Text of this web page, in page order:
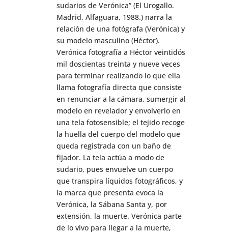
sudarios de Verónica” (El Urogallo.
Madrid, Alfaguara, 1988.) narra la
relación de una fotógrafa (Verónica) y
su modelo masculino (Héctor).
Verónica fotografía a Héctor veintidós
mil doscientas treinta y nueve veces
para terminar realizando lo que ella
llama fotografía directa que consiste
en renunciar a la cámara, sumergir al
modelo en revelador y envolverlo en
una tela fotosensible; el tejido recoge
la huella del cuerpo del modelo que
queda registrada con un baño de
fijador. La tela actúa a modo de
sudario, pues envuelve un cuerpo
que transpira líquidos fotográficos, y
la marca que presenta evoca la
Verónica, la Sábana Santa y, por
extensión, la muerte. Verónica parte
de lo vivo para llegar a la muerte,